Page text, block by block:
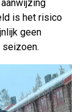
is het risico
geen
seizoen.